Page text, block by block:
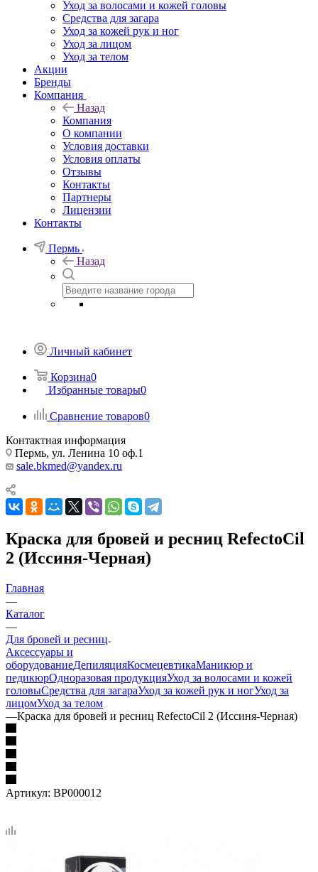
Уход за волосами и кожей головы
Средства для загара
Уход за кожей рук и ног
Уход за лицом
Уход за телом
Акции
Бренды
Компания
Назад
Компания
О компании
Условия доставки
Условия оплаты
Отзывы
Контакты
Партнеры
Лицензии
Контакты
Пермь
Назад
Личный кабинет
Корзина0
Избранные товары0
Сравнение товаров0
Контактная информация
Пермь, ул. Ленина 10 оф.1
sale.bkmed@yandex.ru
Краска для бровей и ресниц RefectoCil
2 (Иссиня-Черная)
Главная
—
Каталог
—
Для бровей и ресниц
Аксессуары и
оборудованиеДепиляцияКосмецевтикаМаникюр и
педикюрОдноразовая продукцияУход за волосами и кожей
головыСредства для загараУход за кожей рук и ногУход за
лицомУход за телом
—Краска для бровей и ресниц RefectoCil 2 (Иссиня-Черная)
Артикул: BP000012